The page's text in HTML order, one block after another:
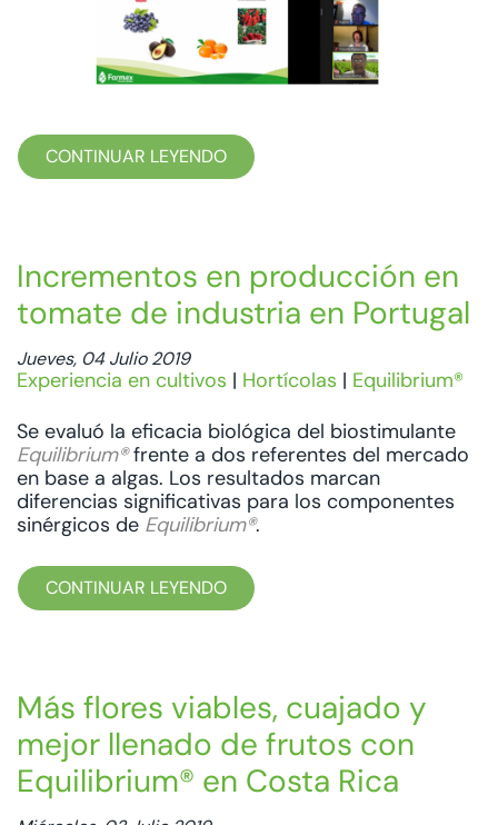
CONTINUAR LEYENDO
Incrementos en producción en
tomate de industria en Portugal
Jueves, 04 Julio 2019
Experiencia en cultivos | Hortícolas | Equilibrium®
Se evaluó la eficacia biológica del biostimulante
Equilibrium®frente a dos referentes del mercado
en base a algas. Los resultados marcan
diferencias significativas para los componentes
sinérgicos de Equilibrium®.
CONTINUAR LEYENDO
Más flores viables, cuajado y
mejor llenado de frutos con
Equilibrium® en Costa Rica